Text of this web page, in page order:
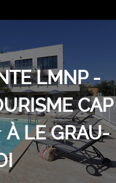
LMNP -
CAP
LE GRAU-